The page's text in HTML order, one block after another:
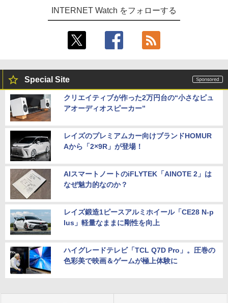
INTERNET Watch をフォローする
Special Site
クリエイティブが作った2万円台の“小さなピュ
アオーディオスピーカー”
レイズのプレミアムカー向けブランドHOMUR
Aから「2×9R」が登場！
AIスマートノートのiFLYTEK「AINOTE 2」は
なぜ魅力的なのか？
レイズ鍛造1ピースアルミホイール「CE28 N-p
lus」軽量なままに剛性を向上
ハイグレードテレビ「TCL Q7D Pro」。圧巻の
色彩美で映画＆ゲームが極上体験に